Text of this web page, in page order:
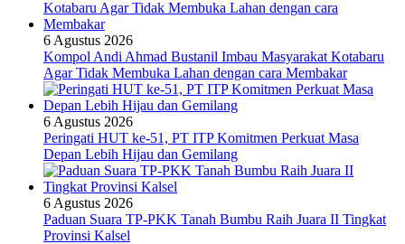
6 Agustus 2026
Kompol Andi Ahmad Bustanil Imbau Masyarakat Kotabaru
Agar Tidak Membuka Lahan dengan cara Membakar
6 Agustus 2026
Peringati HUT ke-51, PT ITP Komitmen Perkuat Masa
Depan Lebih Hijau dan Gemilang
6 Agustus 2026
Paduan Suara TP-PKK Tanah Bumbu Raih Juara II Tingkat
Provinsi Kalsel